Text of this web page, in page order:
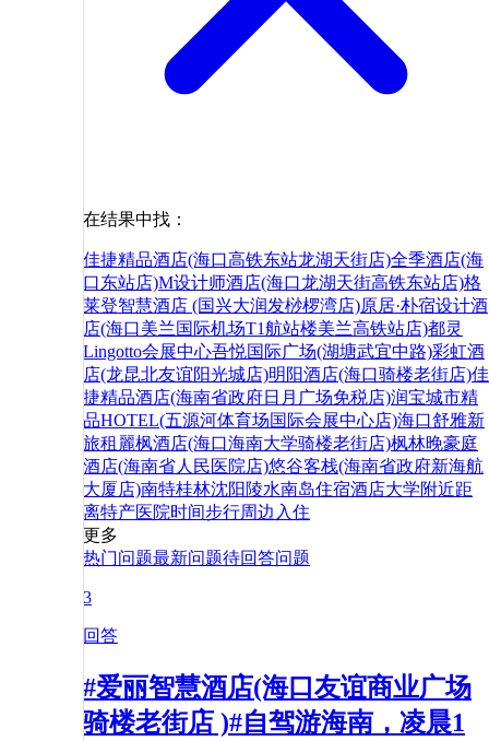
在结果中找：
佳捷精品酒店(海口高铁东站龙湖天街店)全季酒店(海
口东站店)M设计师酒店(海口龙湖天街高铁东站店)格
莱登智慧酒店 (国兴大润发桫椤湾店)原居·朴宿设计酒
店(海口美兰国际机场T1航站楼美兰高铁站店)都灵
Lingotto会展中心吾悦国际广场(湖塘武宜中路)彩虹酒
店(龙昆北友谊阳光城店)明阳酒店(海口骑楼老街店)佳
捷精品酒店(海南省政府日月广场免税店)润宝城市精
品HOTEL(五源河体育场国际会展中心店)海口舒雅新
旅租 麗枫酒店(海口海南大学骑楼老街店)枫林晚豪庭
酒店(海南省人民医院店)悠谷客栈(海南省政府新海航
大厦店)南特桂林沈阳 陵水南岛住宿酒店大学附近距
离特产医院时间步行周边 入住
更多
热门问题最新问题待回答问题
3
回答
#爱丽智慧酒店(海口友谊商业广场
骑楼老街店 )#自驾游海南，凌晨1